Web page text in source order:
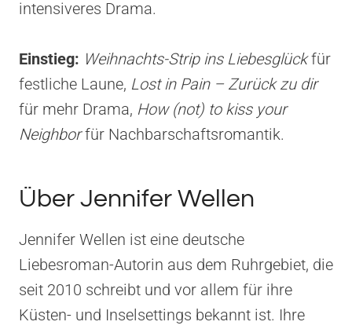
intensiveres Drama.
Einstieg: Weihnachts-Strip ins Liebesglückfür
festliche Laune, Lost in Pain – Zurück zu dir
für mehr Drama, How (not) to kiss your
Neighborfür Nachbarschaftsromantik.
Über Jennifer Wellen
Jennifer Wellen ist eine deutsche
Liebesroman-Autorin aus dem Ruhrgebiet, die
seit 2010 schreibt und vor allem für ihre
Küsten- und Inselsettings bekannt ist. Ihre